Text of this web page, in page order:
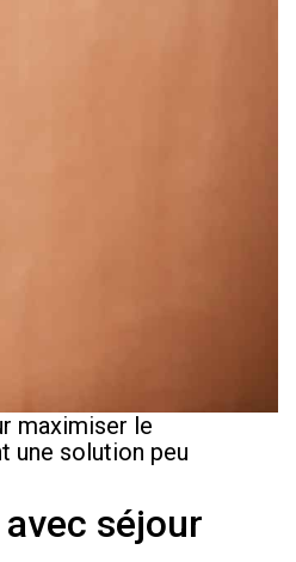
maximiser le
une solution peu
séjour